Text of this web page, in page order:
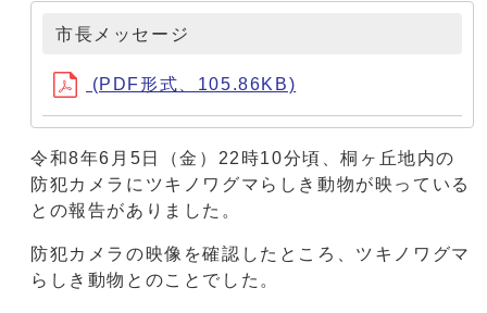
市長メッセージ
(PDF形式、105.86KB)
令和8年6月5日（金）22時10分頃、桐ヶ丘地内の
防犯カメラにツキノワグマらしき動物が映っている
との報告がありました。
防犯カメラの映像を確認したところ、ツキノワグマ
らしき動物とのことでした。